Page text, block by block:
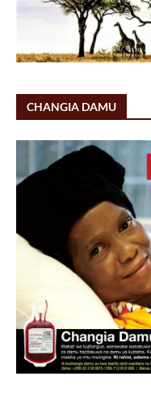
CHANGIA DAMU